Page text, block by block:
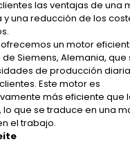
las ventajas de una
y una reducción de los
un motor
Siemens, Alemania, que
de producción
Este motor es
más eficiente que
lo que se traduce en una
el trabajo.